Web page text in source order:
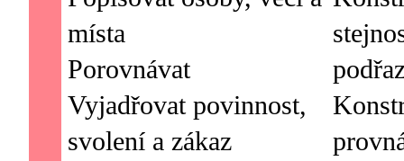
místa
Porovnávat
Vyjadřovat povinnost,
svolení a zákaz